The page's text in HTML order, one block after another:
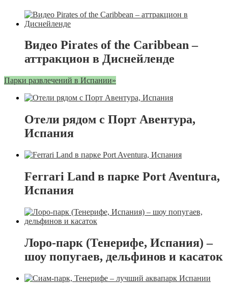
Видео Pirates of the Caribbean –
аттракцион в Диснейленде
Парки развлечений в Испании»
Отели рядом с Порт Авентура,
Испания
Ferrari Land в парке Port Aventura,
Испания
Лоро-парк (Тенерифе, Испания) –
шоу попугаев, дельфинов и касаток